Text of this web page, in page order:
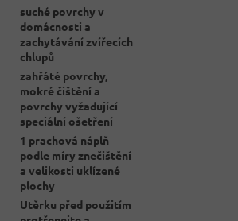
suché povrchy v
domácnosti a
zachytávání zvířecích
chlupů
zahřáté povrchy,
mokré čištění a
povrchy vyžadující
speciální ošetření
1 prachová náplň
podle míry znečištění
a velikosti uklízené
plochy
Utěrku před použitím